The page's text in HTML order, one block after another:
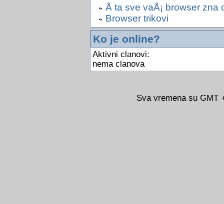
Å ta sve vaÅ¡ browser zna
Browser trikovi
Ko je online?
Aktivni clanovi:
nema clanova
Sva vremena su GMT